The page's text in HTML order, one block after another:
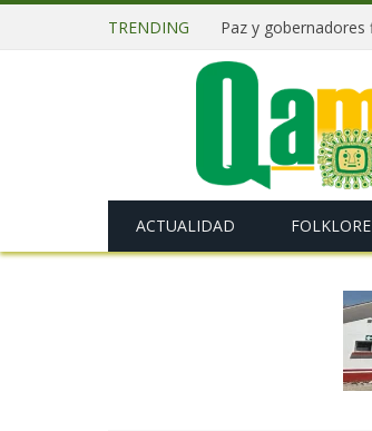
TRENDING
ACTUALIDAD FOLKLORE